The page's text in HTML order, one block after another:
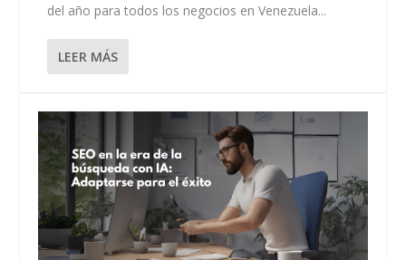
del año para todos los negocios en Venezuela...
LEER MÁS